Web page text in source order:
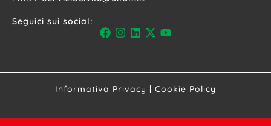
Seguici sui social:
Informativa Privacy Cookie Policy